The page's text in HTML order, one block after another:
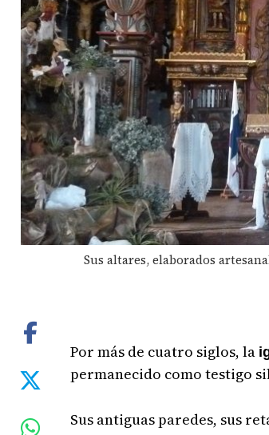
Sus altares, elaborados
Por más de cuatro siglos, la
permanecido como testigo
Sus antiguas paredes, sus